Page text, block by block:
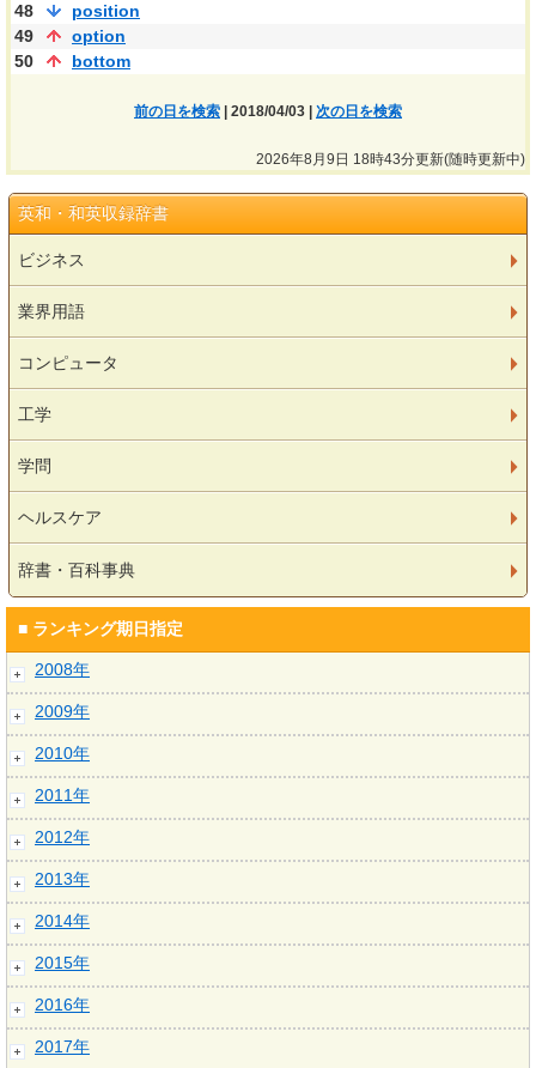
48
position
49
option
50
bottom
前の日を検索 | 2018/04/03 | 次の日を検索
2026年8月9日 18時43分更新(随時更新中)
英和・和英収録辞書
ビジネス
業界用語
コンピュータ
工学
学問
ヘルスケア
辞書・百科事典
■ ランキング期日指定
2008年
2009年
2010年
2011年
2012年
2013年
2014年
2015年
2016年
2017年